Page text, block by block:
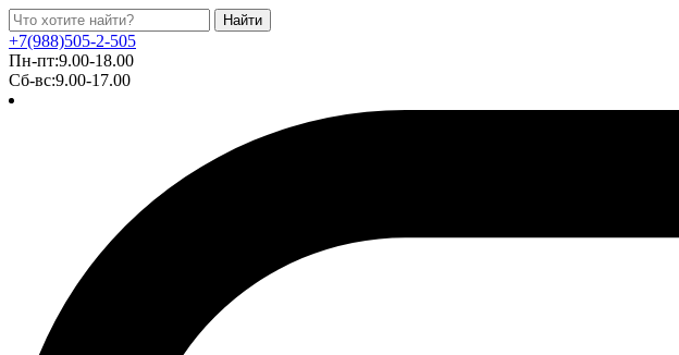
Найти
+7(988)505-2-505
Пн-пт:9.00-18.00
Сб-вс:9.00-17.00